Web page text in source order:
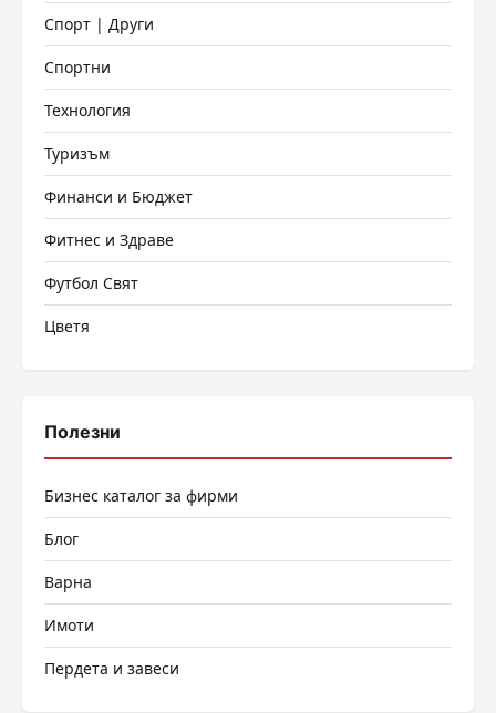
Спорт | Други
Спортни
Технология
Туризъм
Финанси и Бюджет
Фитнес и Здраве
Футбол Свят
Цветя
Полезни
Бизнес каталог за фирми
Блог
Варна
Имоти
Пердета и завеси